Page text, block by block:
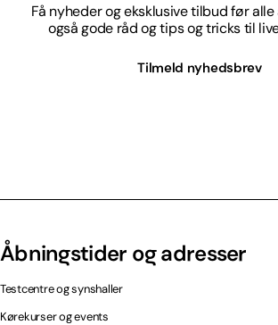
Få nyheder og eksklusive tilbud før
også gode råd og tips og tricks til
Tilmeld nyhedsbrev
Åbningstider og adresser
Testcentre og synshaller
Kørekurser og events